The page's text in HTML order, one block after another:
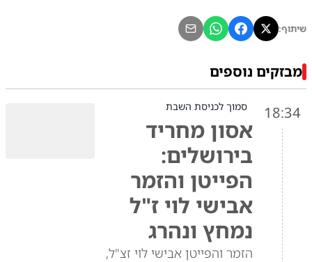
שיתוף:
מבזקים נוספים
18:34 סמוך לכניסת השבת
אסון מחריד
בירושלים:
הפייטן והזמר
אבישי לוי ז"ל
נמחץ ונהרג
הזמר והפייטן אבישי לוי זצ"ל,